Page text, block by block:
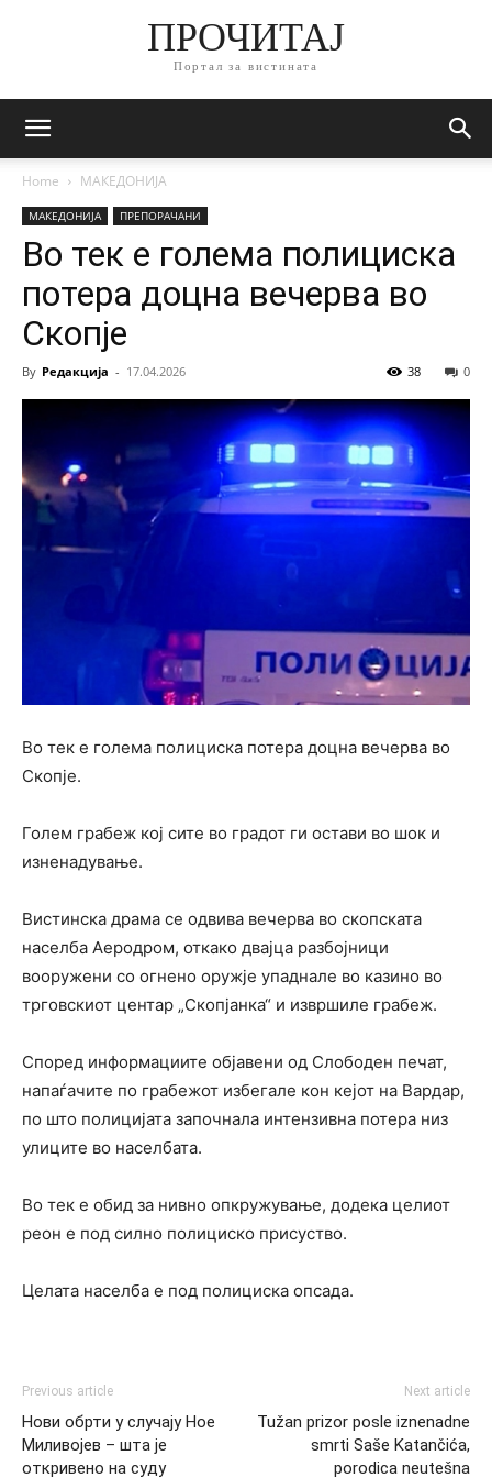
ПРОЧИТАЈ
Портал за вистината
Home МАКЕДОНИЈА
МАКЕДОНИЈА ПРЕПОРАЧАНИ
Во тек е голема полициска
потера доцна вечерва во
Скопје
By Редакција - 17.04.2026 0
38
Во тек е голема полициска потера доцна вечерва во
Скопје.
Голем грабеж кој сите во градот ги остави во шок и
изненадување.
Вистинска драма се одвива вечерва во скопската
населба Аеродром, откако двајца разбојници
вооружени со огнено оружје упаднале во казино во
трговскиот центар „Скопјанка“ и извршиле грабеж.
Според информациите објавени од Слободен печат,
напаѓачите по грабежот избегале кон кејот на Вардар,
по што полицијата започнала интензивна потера низ
улиците во населбата.
Во тек е обид за нивно опкружување, додека целиот
реон е под силно полициско присуство.
Целата населба е под полициска опсада.
Previous article
Нови обрти у случају Ное
Миливојев – шта је
откривено на суду
Next article
Tužan prizor posle iznenadne
smrti Saše Katančića,
porodica neutešna